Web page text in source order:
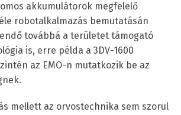
akkumulátorok megfelelő
robotalkalmazás bemutatásán
továbbá a területet támogató
is, erre példa a 3DV-1600
az EMO-n mutatkozik be az
mellett az orvostechnika sem szorul